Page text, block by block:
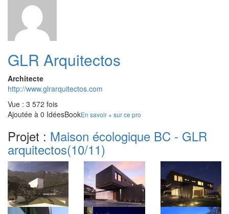
GLR Arquitectos
Architecte
http://www.glrarquitectos.com
Vue : 3 572 fois
Ajoutée à 0 IdéesBookEn savoir + sur ce pro
Projet : Maison écologique BC - GLR
arquitectos(10/11)